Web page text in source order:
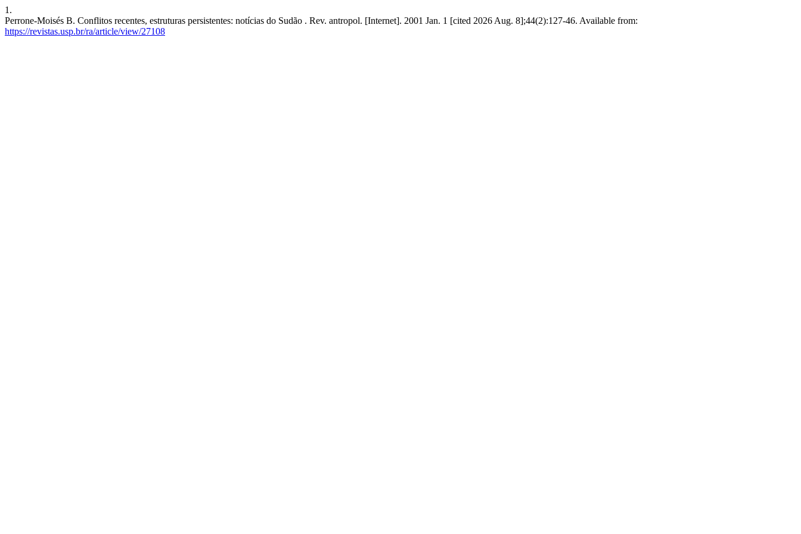
1.
Perrone-Moisés B. Conflitos recentes, estruturas persistentes: notícias do Sudão . Rev. antropol. [Internet]. 2001 Jan. 1 [cited 2026 Aug. 8];44(2):127-46. Available from:
https://revistas.usp.br/ra/article/view/27108